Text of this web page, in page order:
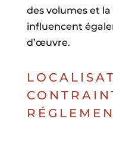
des volumes et
influencent
d’œuvre.